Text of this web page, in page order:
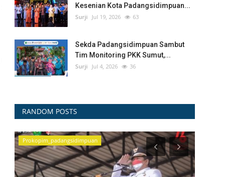
Kesenian Kota Padangsidimpuan...
Surji Jul 19, 2026 63
Sekda Padangsidimpuan Sambut
Tim Monitoring PKK Sumut,...
Surji Jul 4, 2026 36
RANDOM POSTS
Prokopim_padangsidimpuan